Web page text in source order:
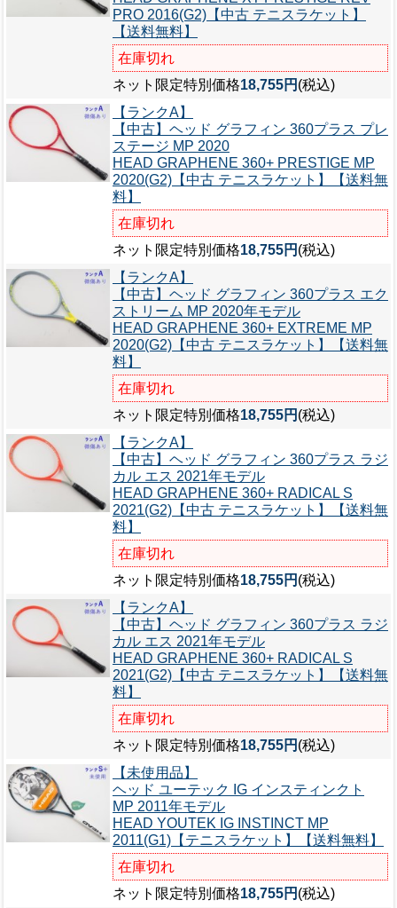
PRO 2016(G2)【中古 テニスラケット】
【送料無料】
在庫切れ
ネット限定特別価格18,755円 (税込)
【ランクA】
【中古】ヘッド グラフィン 360プラス プレ
ステージ MP 2020
HEAD GRAPHENE 360+ PRESTIGE MP
2020(G2)【中古 テニスラケット】【送料無
料】
在庫切れ
ネット限定特別価格18,755円 (税込)
【ランクA】
【中古】ヘッド グラフィン 360プラス エク
ストリーム MP 2020年モデル
HEAD GRAPHENE 360+ EXTREME MP
2020(G2)【中古 テニスラケット】【送料無
料】
在庫切れ
ネット限定特別価格18,755円 (税込)
【ランクA】
【中古】ヘッド グラフィン 360プラス ラジ
カル エス 2021年モデル
HEAD GRAPHENE 360+ RADICAL S
2021(G2)【中古 テニスラケット】【送料無
料】
在庫切れ
ネット限定特別価格18,755円 (税込)
【ランクA】
【中古】ヘッド グラフィン 360プラス ラジ
カル エス 2021年モデル
HEAD GRAPHENE 360+ RADICAL S
2021(G2)【中古 テニスラケット】【送料無
料】
在庫切れ
ネット限定特別価格18,755円 (税込)
【未使用品】
ヘッド ユーテック IG インスティンクト
MP 2011年モデル
HEAD YOUTEK IG INSTINCT MP
2011(G1)【テニスラケット】【送料無料】
在庫切れ
ネット限定特別価格18,755円 (税込)